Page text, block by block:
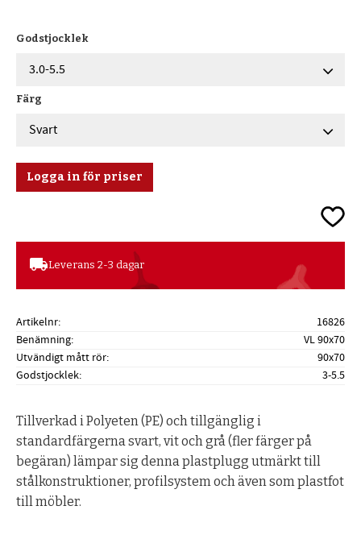
Godstjocklek
Färg
Logga in för priser
Lägg
local_shippingLeverans 2-3 dagar
Artikelnr
16826
Benämning
VL 90x70
Utvändigt mått rör
90x70
Godstjocklek
3-5.5
Tillverkad i Polyeten (PE) och tillgänglig i
standardfärgerna svart, vit och grå (fler färger på
begäran) lämpar sig denna plastplugg utmärkt till
stålkonstruktioner, profilsystem och även som plastfot
till möbler.